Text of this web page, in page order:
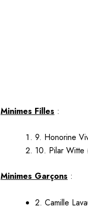
Minimes Filles :
9. Honorine
10. Pilar Witte
Minimes Garçons :
2. Camille